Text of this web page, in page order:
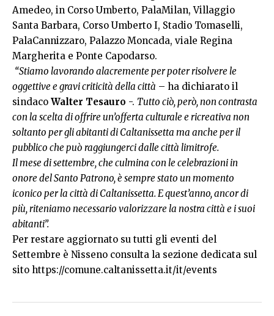
Amedeo, in Corso Umberto, PalaMilan, Villaggio
Santa Barbara, Corso Umberto I, Stadio Tomaselli,
PalaCannizzaro, Palazzo Moncada, viale Regina
Margherita e Ponte Capodarso.
“Stiamo lavorando alacremente per poter risolvere le
oggettive e gravi criticità della città – ha dichiarato il
sindaco Walter Tesauro -. Tutto ciò, però, non contrasta
con la scelta di offrire un’offerta culturale e ricreativa non
soltanto per gli abitanti di Caltanissetta ma anche per il
pubblico che può raggiungerci dalle città limitrofe.
Il mese di settembre, che culmina con le celebrazioni in
onore del Santo Patrono, è sempre stato un momento
iconico per la città di Caltanissetta. E quest’anno, ancor di
più, riteniamo necessario valorizzare la nostra città e i suoi
abitanti”.
Per restare aggiornato su tutti gli eventi del
Settembre è Nisseno consulta la sezione dedicata sul
sito https://comune.caltanissetta.it/it/events